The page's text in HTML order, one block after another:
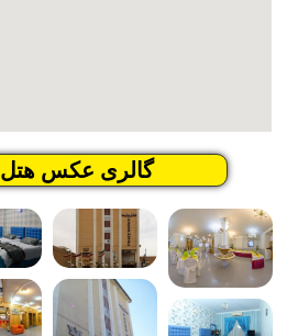
گالری عکس هتل